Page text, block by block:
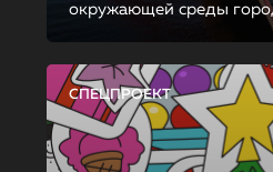
окружающей среды
СПЕЦПРОЕКТ